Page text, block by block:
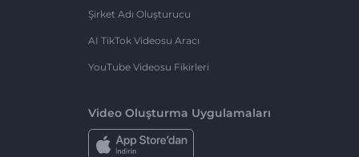
Şirket Adı Oluşturucu
AI TikTok Videosu Aracı
YouTube Videosu Fikirleri
Video Oluşturma Uygulamaları